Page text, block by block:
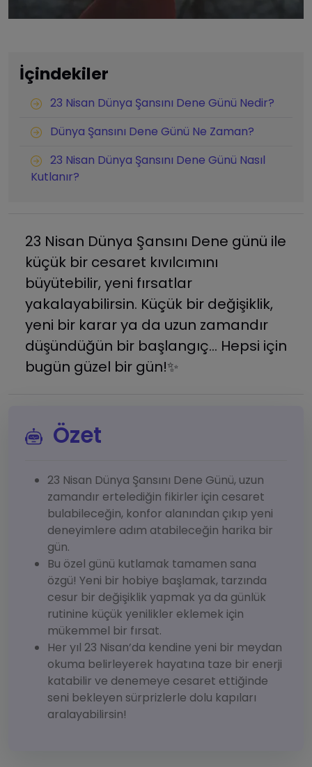
İçindekiler
23 Nisan Dünya Şansını Dene Günü Nedir?
Dünya Şansını Dene Günü Ne Zaman?
23 Nisan Dünya Şansını Dene Günü Nasıl
Kutlanır?
23 Nisan Dünya Şansını Dene günü ile
küçük bir cesaret kıvılcımını
büyütebilir, yeni fırsatlar
yakalayabilirsin. Küçük bir değişiklik,
yeni bir karar ya da uzun zamandır
düşündüğün bir başlangıç… Hepsi için
bugün güzel bir gün!✨
Özet
23 Nisan Dünya Şansını Dene Günü, uzun
zamandır ertelediğin fikirler için cesaret
bulabileceğin, konfor alanından çıkıp yeni
deneyimlere adım atabileceğin harika bir
gün.
Bu özel günü kutlamak tamamen sana
özgü! Yeni bir hobiye başlamak, tarzında
cesur bir değişiklik yapmak ya da günlük
rutinine küçük yenilikler eklemek için
mükemmel bir fırsat.
Her yıl 23 Nisan’da kendine yeni bir meydan
okuma belirleyerek hayatına taze bir enerji
katabilir ve denemeye cesaret ettiğinde
seni bekleyen sürprizlerle dolu kapıları
aralayabilirsin!